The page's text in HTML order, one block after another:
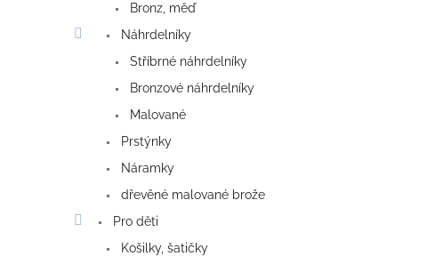
Bronz, měď
Náhrdelníky
Stříbrné náhrdelníky
Bronzové náhrdelníky
Malované
Prstýnky
Náramky
dřevěné malované brože
Pro děti
Košilky, šatičky